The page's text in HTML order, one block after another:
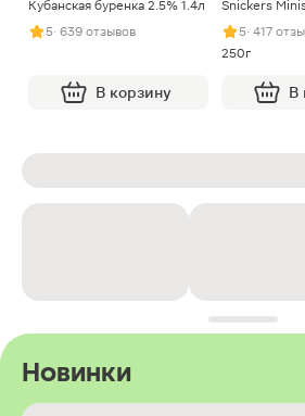
Кубанская буренка 2.5% 1.4л
5· 639 отзывов
В корзину
Snickers
арахисом и
5· 417
250г
В
Новинки